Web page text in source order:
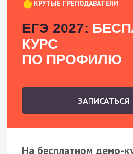
КРУТЫЕ ПРЕПОДАВАТЕЛИ
ЕГЭ 2027:
КУРС
ПО ПРОФИЛЮ
ЗАПИСАТЬСЯ
На бесплатном демо-